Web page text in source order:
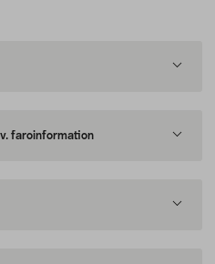
faroinformation